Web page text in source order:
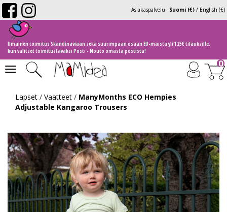
Suomi (€) / English (€)
Asiakaspalvelu
Ilmainen toimitus Skandinaviaan sekä suurimpaan osaan EU-maista yli 125€ tilauksille,
kun valitset toimitustavaksi Posti - Nouto omasta postista!
Toggle
navigation
0
Lapset / Vaatteet / ManyMonths ECO Hempies
Adjustable Kangaroo Trousers